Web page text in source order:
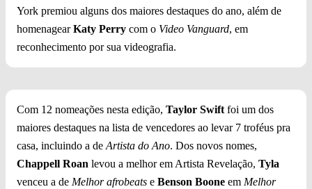
York premiou alguns dos maiores destaques do ano, além de
homenagearKaty Perry com o Video Vanguard, em
reconhecimento por sua videografia.
Com 12 nomeações nesta edição, Taylor Swift foi um dos
maiores destaques na lista de vencedores ao levar 7 troféus pra
casa, incluindo a de Artista do Ano. Dos novos nomes,
Chappell Roan levou a melhor em Artista Revelação, Tyla
venceu a de Melhor afrobeats e Benson Boone em Melhor